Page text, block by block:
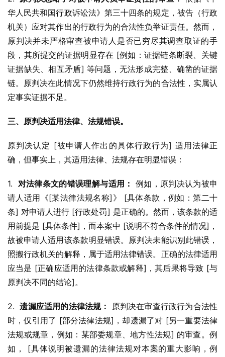
华人民共和国行政诉讼法》第三十四条的规定，被告（行政
机关）应对其作出的行政行为的合法性负举证责任。然而，
原判决并未严格审查被申请人是否已穷尽其调查取证的手
段，其所提交的证据明显存在 [例如：证据链条断裂、关键
证据缺失、相互矛盾] 等问题，无法形成完整、确凿的证据
链。原判决在此情况下仍然维持行政行为的合法性，实属认
定事实证据不足。
三、原判决适用法律、法规错误。
原判决认定 [被申请人作出的具体行政行为] 适用法律正
确，但事实上，其适用法律、法规存在明显错误：
1. 对法律条文的错误理解与适用： 例如，原判决认为被申
请人适用《[某法律法规名称]》 [具体条款，例如：第二十
条] 对申请人进行 [行政处罚] 是正确的。然而，该条款的适
用前提是 [具体条件]，而本案中 [说明不符合条件的情况]，
故被申请人适用该条款明显错误。原判决未能识别此错误，
照搬行政机关的解释，属于适用法律错误。正确的法律适用
应当是 [正确应适用的法律条款或解释]，其后果将导致 [与
原判决不同的结论]。
2. 遗漏应适用的法律法规：
原判决在审查行政行为合法性
时，仅引用了 [部分法律法规]，却遗漏了对 [另一重要法律
法规或规章，例如：某部委规章、地方性法规] 的审查。例
如， [具体说明被遗漏的法律法规对本案的重大影响，例